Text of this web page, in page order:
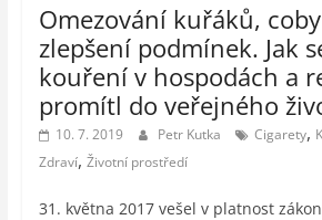
Omezování kuřáků,
zlepšení podmínek. Jak
kouření v hospodách a
promítl do veřejného
10. 7. 2019 Petr Kutka Cigarety,
Zdraví, Životní prostředí
31. května 2017 vešel v platnost